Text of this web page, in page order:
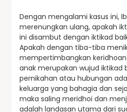
Dengan mengalami kasus ini,
merenungkan ulang, apakah
ini disambut dengan iktikad
Apakah dengan tiba-tiba
mempertimbangkan
anak merupakan wujud iktikad
pernikahan atau hubungan
keluarga yang bahagia dan
maka saling meridhoi dan
adalah landasan utama dari